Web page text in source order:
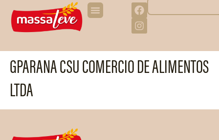
GPARANA CSU COMERCIO DE ALIMENTOS
LTDA